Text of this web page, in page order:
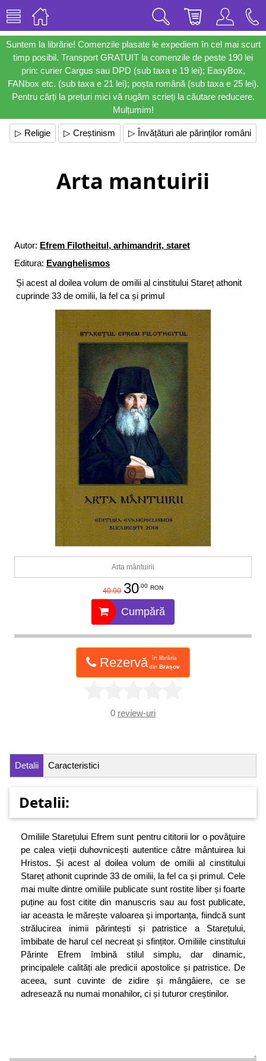
Suntem la librărie! Comenzile plasate le expediem în cel mai scurt
timp posibil. Transport GRATUIT la comenzile de peste 190 lei
prin: curier Cargus sau DPD (sub taxa e 19 lei); EasyBox,
FANbox etc. (sub taxa e 21 lei); poșta română (sub taxa e 25 lei).
Pentru cărți la prețuri mici vă rugăm scrieți la căutare reducere.
Mulțumim!
▷ Religie ▷ Creștinism ▷ Învățături ale părinților români
Arta mantuirii
Autor: Efrem Filotheitul, arhimandrit, staret
Editura: Evanghelismos
Și acest al doilea volum de omilii al cinstitului Stareț athonit
cuprinde 33 de omilii, la fel ca și primul
Arta mântuirii
40.00 30.00 RON
Cumpără
Rezervă
în librăria
din Brașov
0 review-uri
Detalii Caracteristici
Detalii:
Omiliile Starețului Efrem sunt pentru cititorii lor o povățuire
pe calea vieții duhovnicești autentice către mântuirea lui
Hristos. Și acest al doilea volum de omilii al cinstitului
Stareț athonit cuprinde 33 de omilii, la fel ca și primul. Cele
mai multe dintre omiliile publicate sunt rostite liber și foarte
puține au fost citite din manuscris sau au fost publicate,
iar aceasta le mărește valoarea și importanța, fiindcă sunt
strălucirea inimii părintești și patristice a Starețului,
îmbibate de harul cel necreat și sfințitor. Omiliile cinstitului
Părinte Efrem îmbină stilul simplu, dar dinamic,
principalele calități ale predicii apostolice și patristice. De
aceea, sunt cuvinte de zidire și mângâiere, ce se
adresează nu numai monahilor, ci și tuturor creștinilor.